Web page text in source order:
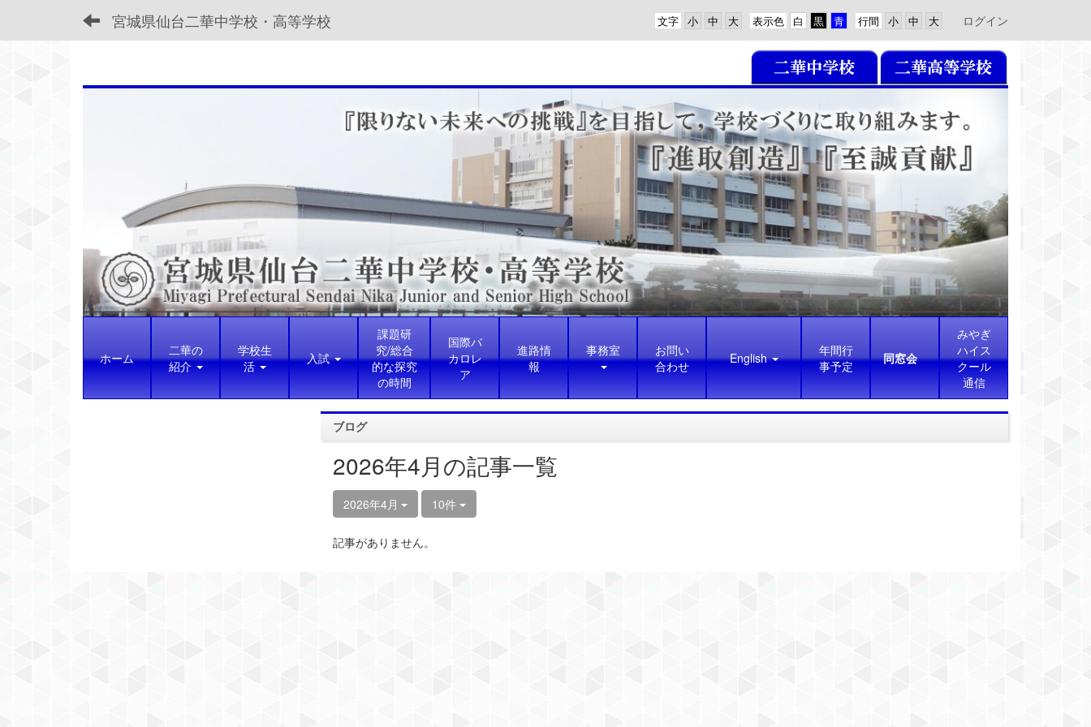
宮城県仙台二華中学校・高等学校 行間
表示色
文字 ログイン
ホーム
二華の
紹介
学校生
活
入試
課題研
究/総合
的な探究
の時間
国際バ
カロレ
ア
進路情
報
事務室
お問い
合わせ
English
年間行
事予定
同窓会
みやぎ
ハイス
クール
通信
ブログ
2026年4月の記事一覧
2026年4月 10件
記事がありません。